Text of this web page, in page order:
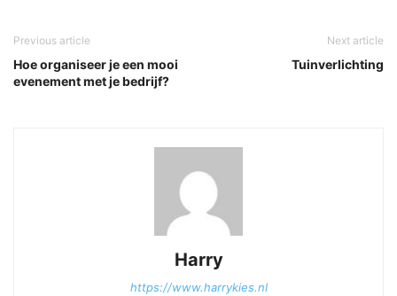
Previous article
Hoe organiseer je een mooi
evenement met je bedrijf?
Next article
Tuinverlichting
Harry
https://www.harrykies.nl